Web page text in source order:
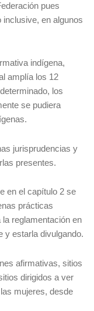
pues
en algunos
indígena,
amplía los 12
los
se pudiera
jurisprudencias y
presentes.
en el capítulo 2 se
prácticas
reglamentación en
y estarla divulgando.
afirmativas, sitios
dirigidos a ver
mujeres, desde